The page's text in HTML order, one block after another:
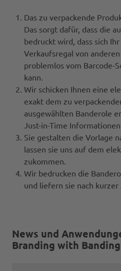
Das zu verpackende
Das sorgt dafür, dass die
bedruckt wird, dass sich
Verkaufsregal von
problemlos vom Barcode-
kann.
Wir schicken Ihnen eine
exakt dem zu
ausgewählten Banderole
Just-in-Time
Sie gestalten die Vorlage
lassen sie uns auf dem
zukommen.
Wir bedrucken die
und liefern sie nach kurzer
News und
Branding with Banding